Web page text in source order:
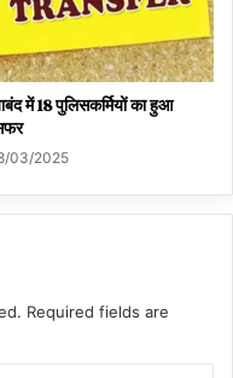
में 18 पुलिसकर्मियों का हुआ
03/2025
Required fields are